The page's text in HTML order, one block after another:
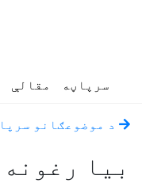
سرپاڼه مقالې
د موضوعګانو
بیا